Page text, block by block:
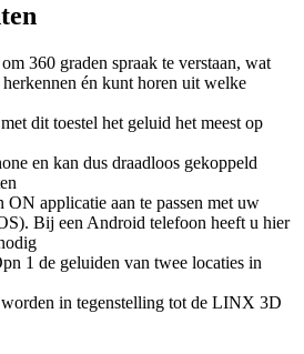
360 graden spraak te verstaan, wat
én kunt horen uit welke
dit toestel het geluid het meest op
en kan dus draadloos gekoppeld
applicatie aan te passen met uw
Bij een Android telefoon heeft u hier
1 de geluiden van twee locaties in
in tegenstelling tot de LINX 3D